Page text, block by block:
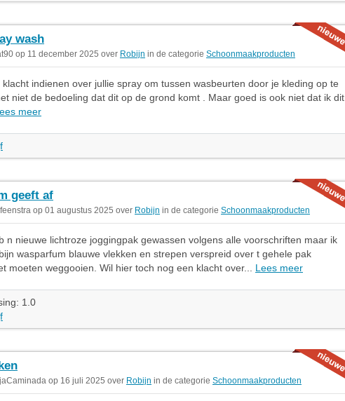
wash
op 11 december 2025 over Robijn in de categorie Schoonmaakproducten
indienen over jullie spray om tussen wasbeurten door je kleding op te
niet de bedoeling dat dit op de grond komt . Maar goed is ook niet dat ik dit
meer
geeft af
op 01 augustus 2025 over Robijn in de categorie Schoonmaakproducten
n nieuwe lichtroze joggingpak gewassen volgens alle voorschriften maar ik
wasparfum blauwe vlekken en strepen verspreid over t gehele pak
moeten weggooien. Wil hier toch nog een klacht over... Lees meer
1.0
op 16 juli 2025 over Robijn in de categorie Schoonmaakproducten